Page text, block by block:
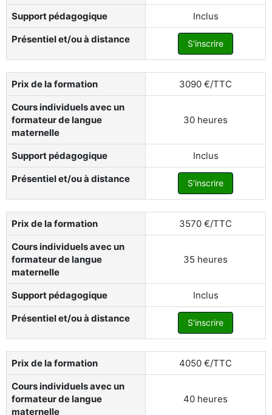
Support pédagogique
Inclus
Présentiel et/ou à distance
S'inscrire
Prix de la formation
3090 €/TTC
Cours individuels avec un
formateur de langue
maternelle
30 heures
Support pédagogique
Inclus
Présentiel et/ou à distance
S'inscrire
Prix de la formation
3570 €/TTC
Cours individuels avec un
formateur de langue
maternelle
35 heures
Support pédagogique
Inclus
Présentiel et/ou à distance
S'inscrire
Prix de la formation
4050 €/TTC
Cours individuels avec un
formateur de langue
maternelle
40 heures